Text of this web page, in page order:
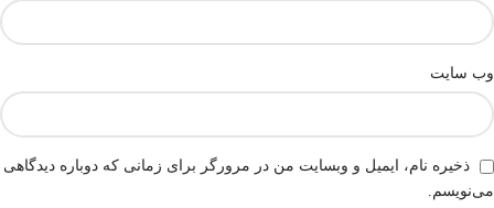
وب‌ سایت
ذخیره نام، ایمیل و وبسایت من در مرورگر برای زمانی که دوباره دیدگاهی
می‌نویسم.